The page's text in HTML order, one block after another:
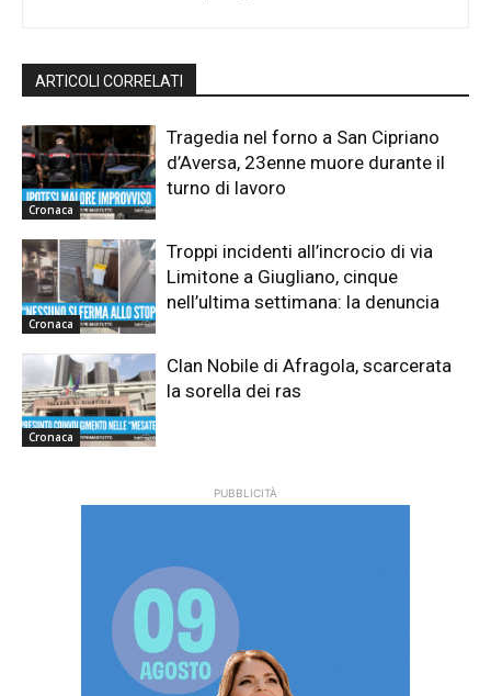
ARTICOLI CORRELATI
Cronaca
Tragedia nel forno a San Cipriano
d’Aversa, 23enne muore durante il
turno di lavoro
Cronaca
Troppi incidenti all’incrocio di via
Limitone a Giugliano, cinque
nell’ultima settimana: la denuncia
Cronaca
Clan Nobile di Afragola, scarcerata
la sorella dei ras
PUBBLICITÀ